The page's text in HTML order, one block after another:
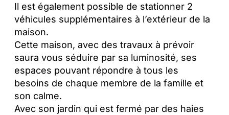
Il est également possible de stationner 2
véhicules supplémentaires à l’extérieur de la
maison.
Cette maison, avec des travaux à prévoir
saura vous séduire par sa luminosité, ses
espaces pouvant répondre à tous les
besoins de chaque membre de la famille et
son calme.
Avec son jardin qui est fermé par des haies